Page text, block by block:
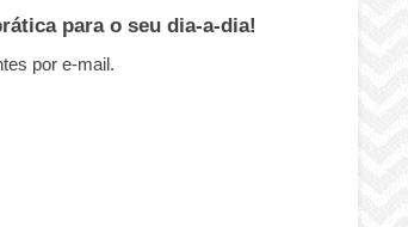
para o seu dia-a-dia!
por e-mail.